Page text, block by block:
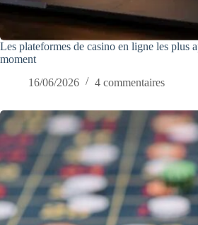
Les plateformes de casino en ligne les plus
moment
16/06/2026
4 commentaires